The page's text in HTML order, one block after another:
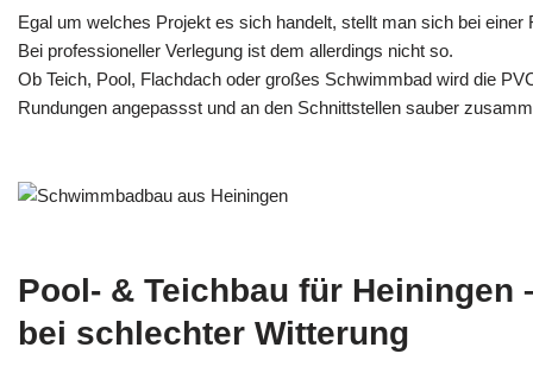
Egal um welches Projekt es sich handelt, stellt man sich bei einer
Bei professioneller Verlegung ist dem allerdings nicht so.
Ob Teich, Pool, Flachdach oder großes Schwimmbad wird die
Rundungen angepassst und an den Schnittstellen sauber
Pool- & Teichbau für Heiningen
bei schlechter Witterung